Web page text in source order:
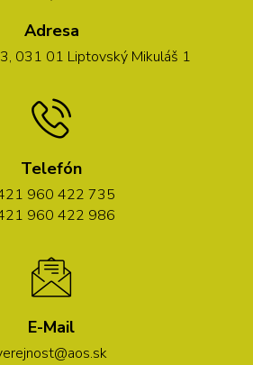
Adresa
031 01 Liptovský Mikuláš 1
Telefón
960 422 735
960 422 986
E-Mail